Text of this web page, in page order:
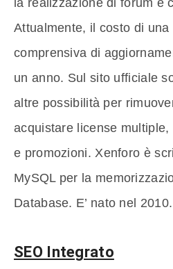
Attualmente, il costo di
comprensiva di
un anno. Sul sito ufficiale
altre possibilità per
acquistare license
e promozioni. Xenforo è
MySQL per la
Database. E’ nato nel 2010.
SEO Integrato